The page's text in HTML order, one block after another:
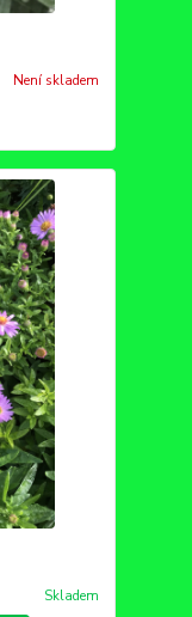
Není skladem
Skladem